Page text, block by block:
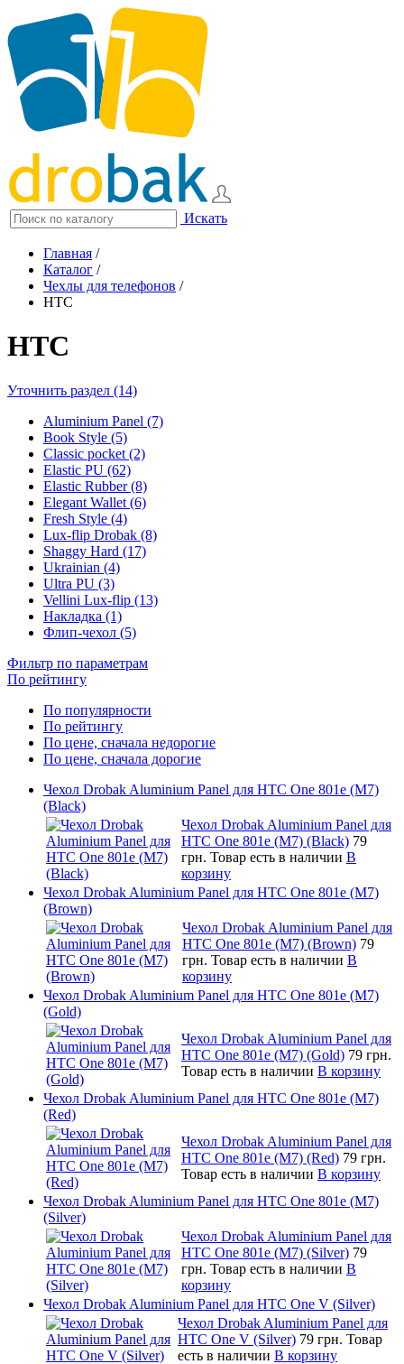
Искать
Главная /
Каталог /
Чехлы для телефонов /
HTC
HTC
Уточнить раздел (14)
Aluminium Panel (7)
Book Style (5)
Classic pocket (2)
Elastic PU (62)
Elastic Rubber (8)
Elegant Wallet (6)
Fresh Style (4)
Lux-flip Drobak (8)
Shaggy Hard (17)
Ukrainian (4)
Ultra PU (3)
Vellini Lux-flip (13)
Накладка (1)
Флип-чехол (5)
Фильтр по параметрам
По рейтингу
По популярности
По рейтингу
По цене, сначала недорогие
По цене, сначала дорогие
Чехол Drobak Aluminium Panel для HTC One 801e (M7)
(Black)
Чехол Drobak Aluminium Panel для
HTC One 801e (M7) (Black) 79
грн. Товар есть в наличии В
корзину
Чехол Drobak Aluminium Panel для HTC One 801e (M7)
(Brown)
Чехол Drobak Aluminium Panel для
HTC One 801e (M7) (Brown) 79
грн. Товар есть в наличии В
корзину
Чехол Drobak Aluminium Panel для HTC One 801e (M7)
(Gold)
Чехол Drobak Aluminium Panel для
HTC One 801e (M7) (Gold) 79 грн.
Товар есть в наличии В корзину
Чехол Drobak Aluminium Panel для HTC One 801e (M7)
(Red)
Чехол Drobak Aluminium Panel для
HTC One 801e (M7) (Red) 79 грн.
Товар есть в наличии В корзину
Чехол Drobak Aluminium Panel для HTC One 801e (M7)
(Silver)
Чехол Drobak Aluminium Panel для
HTC One 801e (M7) (Silver) 79
грн. Товар есть в наличии В
корзину
Чехол Drobak Aluminium Panel для HTC One V (Silver)
Чехол Drobak Aluminium Panel для
HTC One V (Silver) 79 грн. Товар
есть в наличии В корзину